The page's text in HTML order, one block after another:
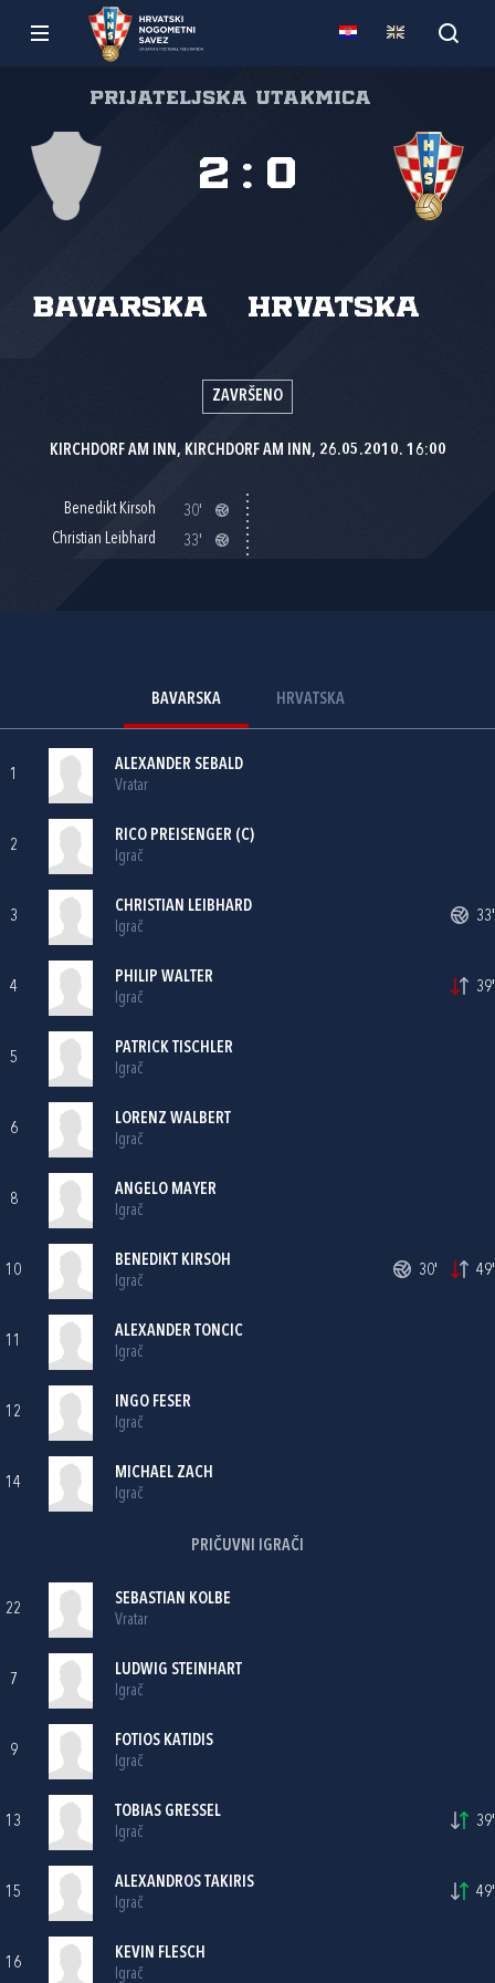
Prijateljska utakmica
Bavarska Hrvatska
2 : 0
ZAVRŠENO
KIRCHDORF AM INN, KIRCHDORF AM INN, 26.05.2010. 16:00
Benedikt Kirsoh
30'
Christian Leibhard
33'
BAVARSKA HRVATSKA
1
ALEXANDER SEBALD
Vratar
2
RICO PREISENGER (C)
Igrač
3
CHRISTIAN LEIBHARD
Igrač
33'
4
PHILIP WALTER
Igrač
39'
5
PATRICK TISCHLER
Igrač
6
LORENZ WALBERT
Igrač
8
ANGELO MAYER
Igrač
10
BENEDIKT KIRSOH
Igrač
30' 49'
11
ALEXANDER TONCIC
Igrač
12
INGO FESER
Igrač
14
MICHAEL ZACH
Igrač
PRIČUVNI IGRAČI
22
SEBASTIAN KOLBE
Vratar
7
LUDWIG STEINHART
Igrač
9
FOTIOS KATIDIS
Igrač
13
TOBIAS GRESSEL
Igrač
39'
15
ALEXANDROS TAKIRIS
Igrač
49'
16
KEVIN FLESCH
Igrač